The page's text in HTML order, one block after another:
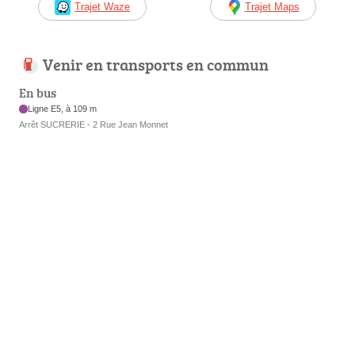
Trajet Waze Trajet Maps
Venir en transports en commun
En bus
Ligne E5, à 109 m
Arrêt SUCRERIE - 2 Rue Jean Monnet